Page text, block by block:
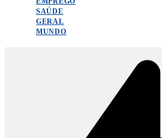
SAÚDE
GERAL
MUNDO